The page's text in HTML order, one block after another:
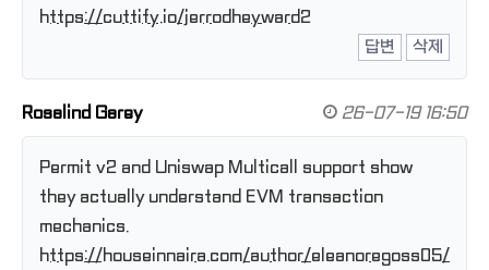
https://cuttify.io/jerrodheyward2
답변
삭제
Rosalind Garey 26-07-19 16:50
Permit v2 and Uniswap Multicall support show
they actually understand EVM transaction
mechanics.
https://houseinnaira.com/author/eleanoregoss05/